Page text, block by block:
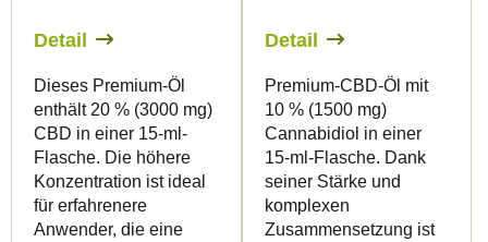
Detail
Dieses Premium-Öl
enthält 20 % (3000 mg)
CBD in einer 15-ml-
Flasche. Die höhere
Konzentration ist ideal
für erfahrenere
Anwender, die eine
Detail
Premium-CBD-Öl mit
10 % (1500 mg)
Cannabidiol in einer
15-ml-Flasche. Dank
seiner Stärke und
komplexen
Zusammensetzung ist